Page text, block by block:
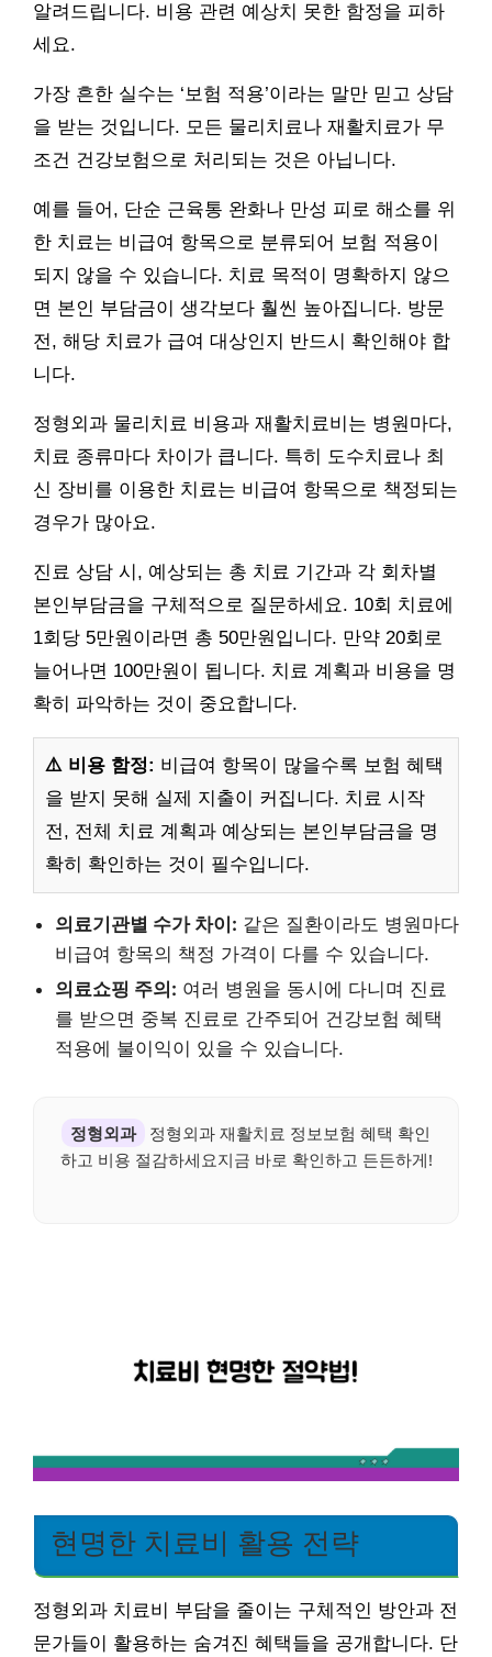
알려드립니다. 비용 관련 예상치 못한 함정을 피하
세요.
가장 흔한 실수는 ‘보험 적용’이라는 말만 믿고 상담
을 받는 것입니다. 모든 물리치료나 재활치료가 무
조건 건강보험으로 처리되는 것은 아닙니다.
예를 들어, 단순 근육통 완화나 만성 피로 해소를 위
한 치료는 비급여 항목으로 분류되어 보험 적용이
되지 않을 수 있습니다. 치료 목적이 명확하지 않으
면 본인 부담금이 생각보다 훨씬 높아집니다. 방문
전, 해당 치료가 급여 대상인지 반드시 확인해야 합
니다.
정형외과 물리치료 비용과 재활치료비는 병원마다,
치료 종류마다 차이가 큽니다. 특히 도수치료나 최
신 장비를 이용한 치료는 비급여 항목으로 책정되는
경우가 많아요.
진료 상담 시, 예상되는 총 치료 기간과 각 회차별
본인부담금을 구체적으로 질문하세요. 10회 치료에
1회당 5만원이라면 총 50만원입니다. 만약 20회로
늘어나면 100만원이 됩니다. 치료 계획과 비용을 명
확히 파악하는 것이 중요합니다.
⚠️ 비용 함정: 비급여 항목이 많을수록 보험 혜택
을 받지 못해 실제 지출이 커집니다. 치료 시작
전, 전체 치료 계획과 예상되는 본인부담금을 명
확히 확인하는 것이 필수입니다.
의료기관별 수가 차이: 같은 질환이라도 병원마다
비급여 항목의 책정 가격이 다를 수 있습니다.
의료쇼핑 주의: 여러 병원을 동시에 다니며 진료
를 받으면 중복 진료로 간주되어 건강보험 혜택
적용에 불이익이 있을 수 있습니다.
정형외과
정형외과 재활치료 정보보험 혜택 확인
하고 비용 절감하세요지금 바로 확인하고 든든하게!
현명한 치료비 활용 전략
정형외과 치료비 부담을 줄이는 구체적인 방안과 전
문가들이 활용하는 숨겨진 혜택들을 공개합니다. 단